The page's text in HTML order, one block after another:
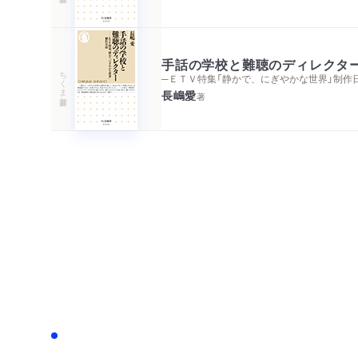
ちくま新書
手話の学校と難聴のディレクタ
─ＥＴＶ特集「静かで、にぎやかな世界」制作
長嶋愛著